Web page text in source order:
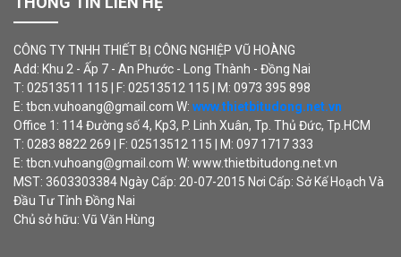
CÔNG TY TNHH THIẾT BỊ CÔNG NGHIỆP VŨ HOÀNG
Add: Khu 2 - Ấp 7 - An Phước - Long Thành - Đồng Nai
T: 02513511 115 | F: 02513512 115 | M: 0973 395 898
E: tbcn.vuhoang@gmail.com W: www.thietbitudong.net.vn
Office 1: 114 Đường số 4, Kp3, P. Linh Xuân, Tp. Thủ Đức, Tp.HCM
T: 0283 8822 269 | F: 02513512 115 | M: 097 1717 333
E: tbcn.vuhoang@gmail.com W: www.thietbitudong.net.vn
MST: 3603303384 Ngày Cấp: 20-07-2015 Nơi Cấp: Sở Kế Hoạch Và
Đầu Tư Tỉnh Đồng Nai
Chủ sở hữu: Vũ Văn Hùng